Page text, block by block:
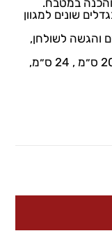
בגדלים שונים למגוון
והגשה לשולחן,
16 ס״מ, 20 ס״מ , 24 ס״מ,